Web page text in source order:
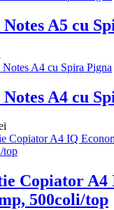
A5 cu
A4 cu
Copiator A4
500coli/top